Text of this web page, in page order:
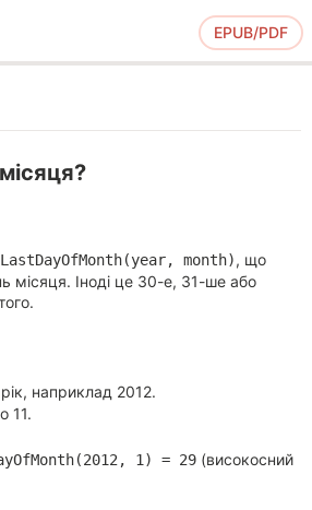
EPUB/PDF
month), що
місяця. Іноді це 30-е, 31-ше або
наприклад 2012.
11.
1) = 29 (високосний